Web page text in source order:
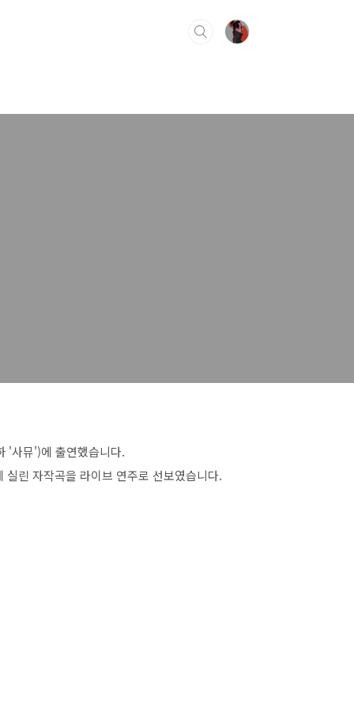
'사뮤')에 출연했습니다.
린 자작곡을 라이브 연주로 선보였습니다.